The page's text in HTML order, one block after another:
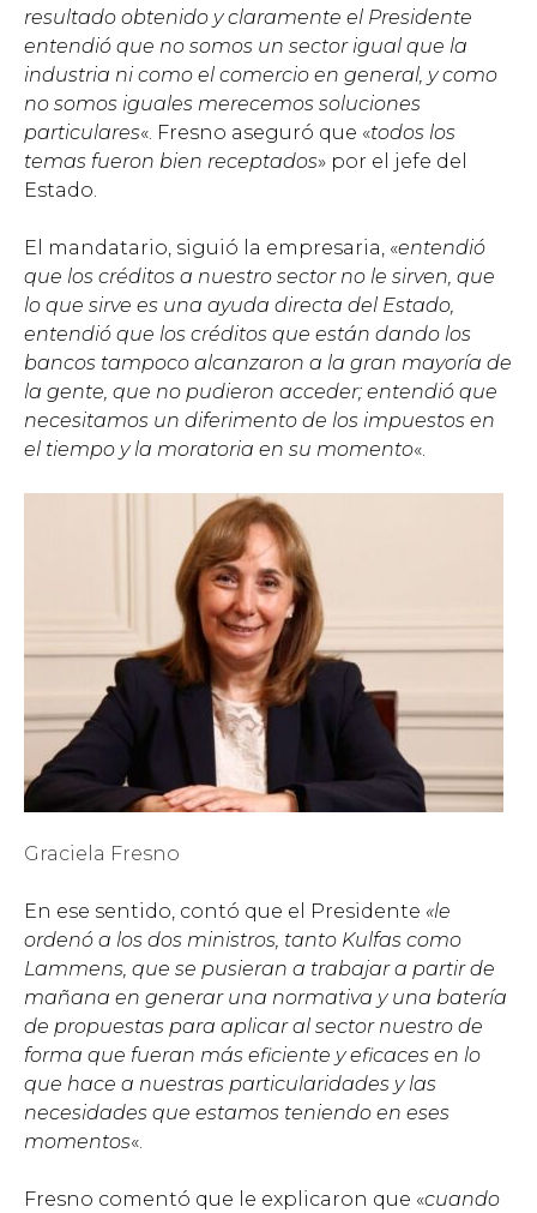
resultado obtenido y claramente el Presidente
entendió que no somos un sector igual que la
industria ni como el comercio en general, y como
no somos iguales merecemos soluciones
particulares«. Fresno aseguró que «todos los
temas fueron bien receptados» por el jefe del
Estado.
El mandatario, siguió la empresaria, «entendió
que los créditos a nuestro sector no le sirven, que
lo que sirve es una ayuda directa del Estado,
entendió que los créditos que están dando los
bancos tampoco alcanzaron a la gran mayoría de
la gente, que no pudieron acceder; entendió que
necesitamos un diferimento de los impuestos en
el tiempo y la moratoria en su momento«.
Graciela Fresno
En ese sentido, contó que el Presidente «le
ordenó a los dos ministros, tanto Kulfas como
Lammens, que se pusieran a trabajar a partir de
mañana en generar una normativa y una batería
de propuestas para aplicar al sector nuestro de
forma que fueran más eficiente y eficaces en lo
que hace a nuestras particularidades y las
necesidades que estamos teniendo en eses
momentos«.
Fresno comentó que le explicaron que «cuando